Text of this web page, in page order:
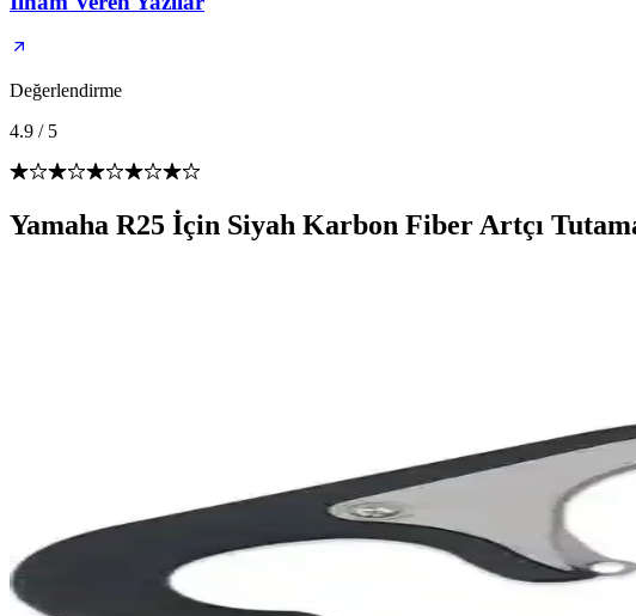
Değerlendirme
4.9 / 5
Yamaha R25 İçin Siyah Karbon Fiber Artçı